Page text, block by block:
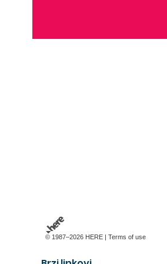
© 1987–2026 HERE | Terms of use